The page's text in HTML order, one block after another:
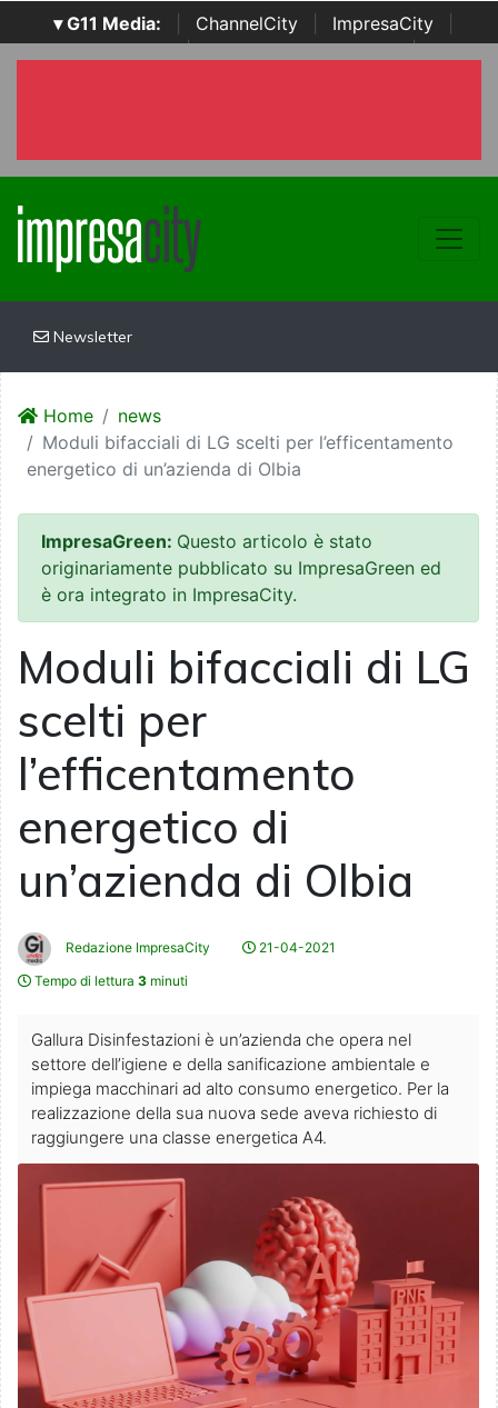
▾ G11 Media: ChannelCity ImpresaCity
SecurityOpenLab | Italian Channel Awards | Italian
Newsletter
Home
news
Moduli bifacciali di LG scelti per l’efficentamento
energetico di un’azienda di Olbia
ImpresaGreen: Questo articolo è stato
originariamente pubblicato su ImpresaGreen ed
è ora integrato in ImpresaCity.
Moduli bifacciali di LG
scelti per
l’efficentamento
energetico di
un’azienda di Olbia
Redazione ImpresaCity
21-04-2021
Tempo di lettura 3 minuti
Gallura Disinfestazioni è un’azienda che opera nel
settore dell’igiene e della sanificazione ambientale e
impiega macchinari ad alto consumo energetico. Per la
realizzazione della sua nuova sede aveva richiesto di
raggiungere una classe energetica A4.